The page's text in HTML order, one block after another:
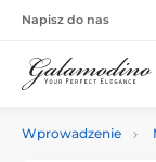
Napisz do nas
Wprowadzenie